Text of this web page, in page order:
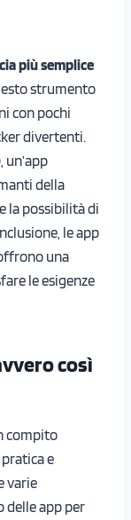
più semplice
strumento
con pochi
divertenti.
, un’app
della
e la possibilità di
le app
una
le esigenze
così
compito
e
varie
delle app per